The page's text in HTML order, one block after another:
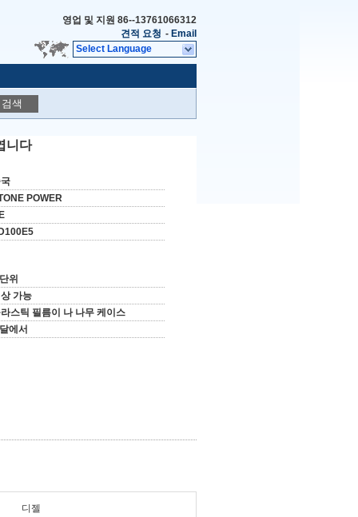
영업 및 지원 86--13761066312
견적 요청 - Email
Select Language
검색
니다
POWER
위
가능
스틱 필름이 나 나무 케이스
에서
디젤